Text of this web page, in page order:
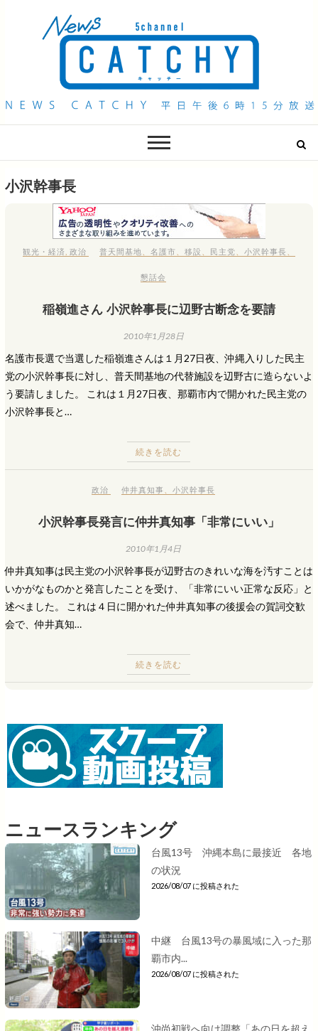
QAB NEWS Headline
小沢幹事長
観光・経済 政治 普天間基地 名護市 移設 民主党 小沢幹事長
懇話会
稲嶺進さん 小沢幹事長に辺野古断念を要請
2010年1月28日
名護市長選で当選した稲嶺進さんは１月27日夜、沖縄入りした民主
党の小沢幹事長に対し、普天間基地の代替施設を辺野古に造らないよ
う要請しました。 これは１月27日夜、那覇市内で開かれた民主党の
小沢幹事長と…
続きを読む
政治 仲井真知事 、小沢幹事長
小沢幹事長発言に仲井真知事「非常にいい」
2010年1月4日
仲井真知事は民主党の小沢幹事長が辺野古のきれいな海を汚すことは
いかがなものかと発言したことを受け、「非常にいい正常な反応」と
述べました。 これは４日に開かれた仲井真知事の後援会の賀詞交歓
会で、仲井真知…
続きを読む
ニュースランキング
台風13号 沖縄本島に最接近 各地
の状況
2026/08/07 に投稿された
中継 台風13号の暴風域に入った那
覇市内...
2026/08/07 に投稿された
沖尚初戦へ向け調整「あの日を超え